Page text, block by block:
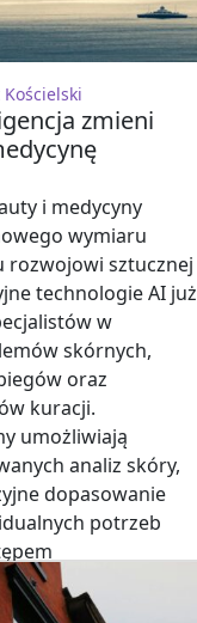
zmieni
i medycyny
wymiaru
rozwojowi sztucznej
technologie AI już
w
skórnych,
oraz
kuracji.
umożliwiają
analiz skóry,
dopasowanie
potrzeb
inteligencja